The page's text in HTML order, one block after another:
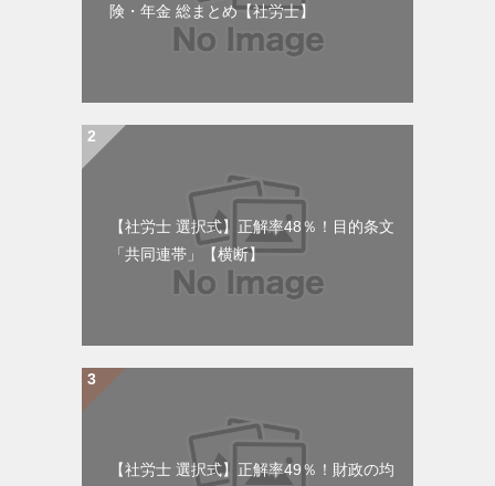
険・年金 総まとめ【社労士】
【社労士 選択式】正解率48％！目的条文
「共同連帯」【横断】
【社労士 選択式】正解率49％！財政の均